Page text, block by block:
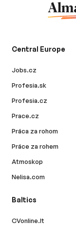
Central Europe
Jobs.cz
Profesia.sk
Profesia.cz
Prace.cz
Práca za rohom
Práce za rohem
Atmoskop
Nelisa.com
Baltics
CVonline.lt